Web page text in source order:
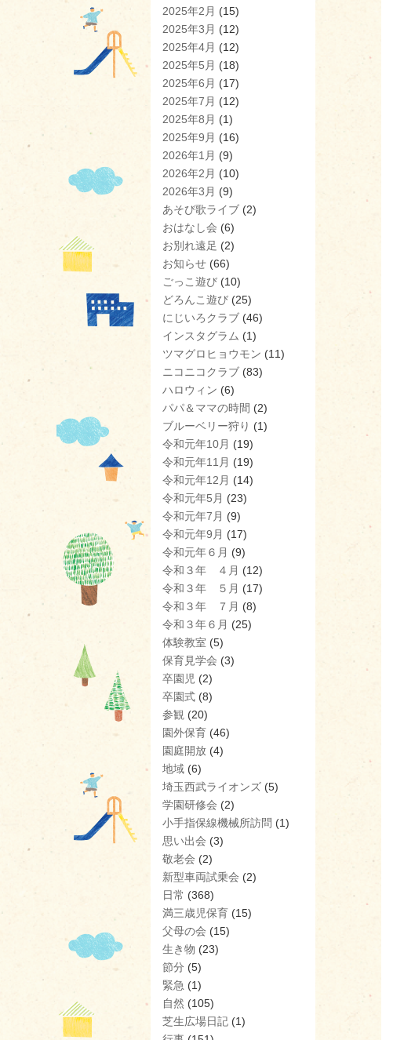
2025年2月 (15)
2025年3月 (12)
2025年4月 (12)
2025年5月 (18)
2025年6月 (17)
2025年7月 (12)
2025年8月 (1)
2025年9月 (16)
2026年1月 (9)
2026年2月 (10)
2026年3月 (9)
あそび歌ライブ (2)
おはなし会 (6)
お別れ遠足 (2)
お知らせ (66)
ごっこ遊び (10)
どろんこ遊び (25)
にじいろクラブ (46)
インスタグラム (1)
ツマグロヒョウモン (11)
ニコニコクラブ (83)
ハロウィン (6)
パパ＆ママの時間 (2)
ブルーベリー狩り (1)
令和元年10月 (19)
令和元年11月 (19)
令和元年12月 (14)
令和元年5月 (23)
令和元年7月 (9)
令和元年9月 (17)
令和元年６月 (9)
令和３年 ４月 (12)
令和３年 ５月 (17)
令和３年 ７月 (8)
令和３年６月 (25)
体験教室 (5)
保育見学会 (3)
卒園児 (2)
卒園式 (8)
参観 (20)
園外保育 (46)
園庭開放 (4)
地域 (6)
埼玉西武ライオンズ (5)
学園研修会 (2)
小手指保線機械所訪問 (1)
思い出会 (3)
敬老会 (2)
新型車両試乗会 (2)
日常 (368)
満三歳児保育 (15)
父母の会 (15)
生き物 (23)
節分 (5)
緊急 (1)
自然 (105)
芝生広場日記 (1)